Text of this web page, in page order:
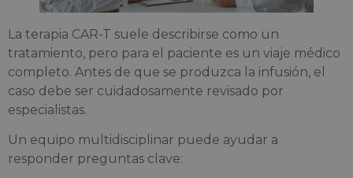
La terapia CAR-T suele describirse como un
tratamiento, pero para el paciente es un viaje médico
completo. Antes de que se produzca la infusión, el
caso debe ser cuidadosamente revisado por
especialistas.
Un equipo multidisciplinar puede ayudar a
responder preguntas clave: